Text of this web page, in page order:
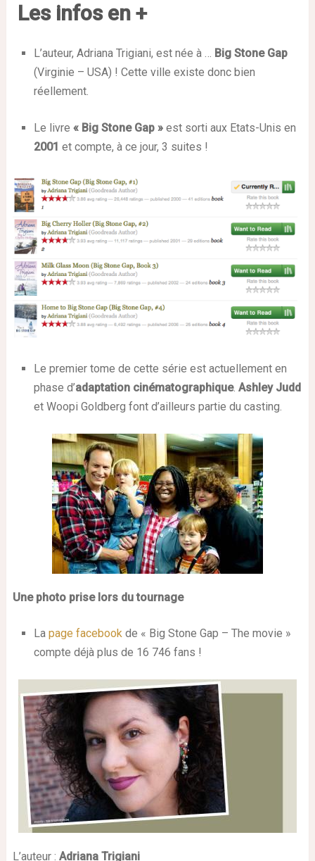
Les infos en +
L’auteur, Adriana Trigiani, est née à … Big Stone Gap
(Virginie – USA) ! Cette ville existe donc bien
réellement.
Le livre « Big Stone Gap »est sorti aux Etats-Unis en
2001 et compte, à ce jour, 3 suites !
Le premier tome de cette série est actuellement en
phase d’adaptation cinématographique. Ashley Judd
et Woopi Goldberg font d’ailleurs partie du casting.
Une photo prise lors du tournage
La page facebook de « Big Stone Gap – The movie »
compte déjà plus de 16 746 fans !
L’auteur : Adriana Trigiani